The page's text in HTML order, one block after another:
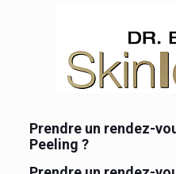
Prendre un rendez-
Peeling ?